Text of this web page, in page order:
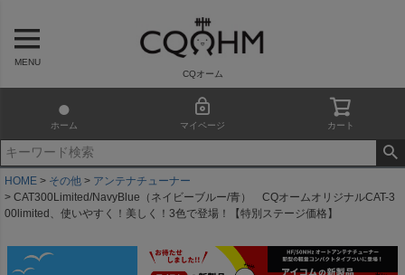
MENU
CQオーム
ホーム マイページ カート
HOME その他
アンテナチューナー
CAT300Limited/NavyBlue（ネイビーブルー/青） CQオームオリジナルCAT-3
00limited、使いやすく！美しく！3色で登場！【特別ステージ価格】